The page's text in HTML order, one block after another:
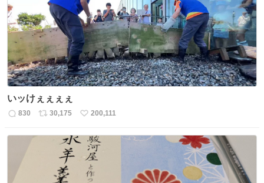
数
数
いッけぇぇぇぇ
返
830
リ
30,175
い
ね
数
200,111